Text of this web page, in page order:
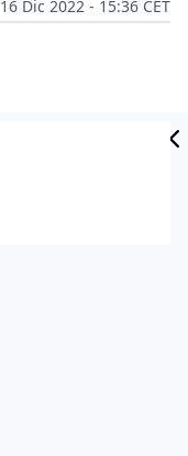
16 Dic 2022 - 15:36 CET